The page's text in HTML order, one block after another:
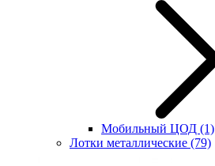
Мобильный ЦОД (1)
Лотки металлические (79)